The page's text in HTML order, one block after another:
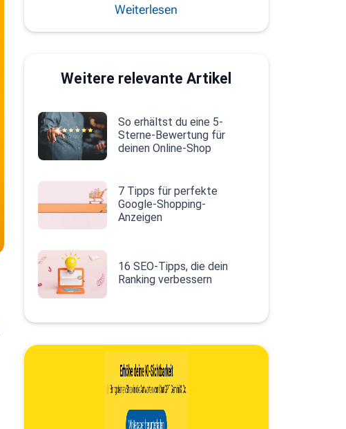
Weiterlesen
Weitere relevante Artikel
So erhältst du eine 5-
Sterne-Bewertung für
deinen Online-Shop
7 Tipps für perfekte
Google-Shopping-
Anzeigen
16 SEO-Tipps, die dein
Ranking verbessern